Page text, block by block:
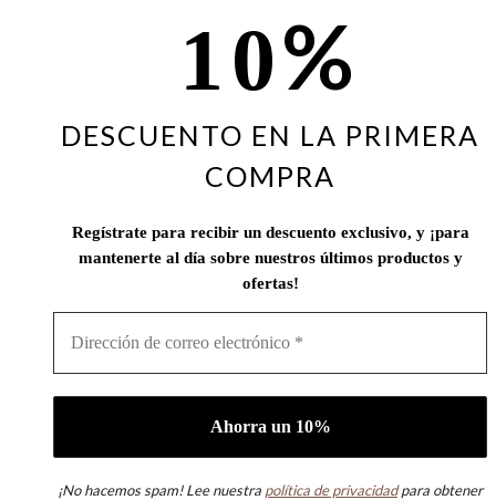
10%
DESCUENTO EN LA PRIMERA
COMPRA
Regístrate para recibir un descuento exclusivo, y ¡para
mantenerte al día sobre nuestros últimos productos y
ofertas!
¡No hacemos spam! Lee nuestra política de privacidadpara obtener